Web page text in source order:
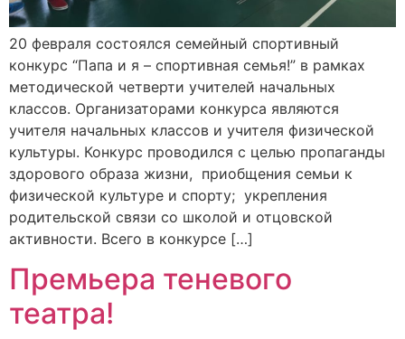
20 февраля состоялся семейный спортивный
конкурс “Папа и я – спортивная семья!” в рамках
методической четверти учителей начальных
классов. Организаторами конкурса являются
учителя начальных классов и учителя физической
культуры. Конкурс проводился с целью пропаганды
здорового образа жизни, приобщения семьи к
физической культуре и спорту; укрепления
родительской связи со школой и отцовской
активности. Всего в конкурсе […]
Премьера теневого
театра!